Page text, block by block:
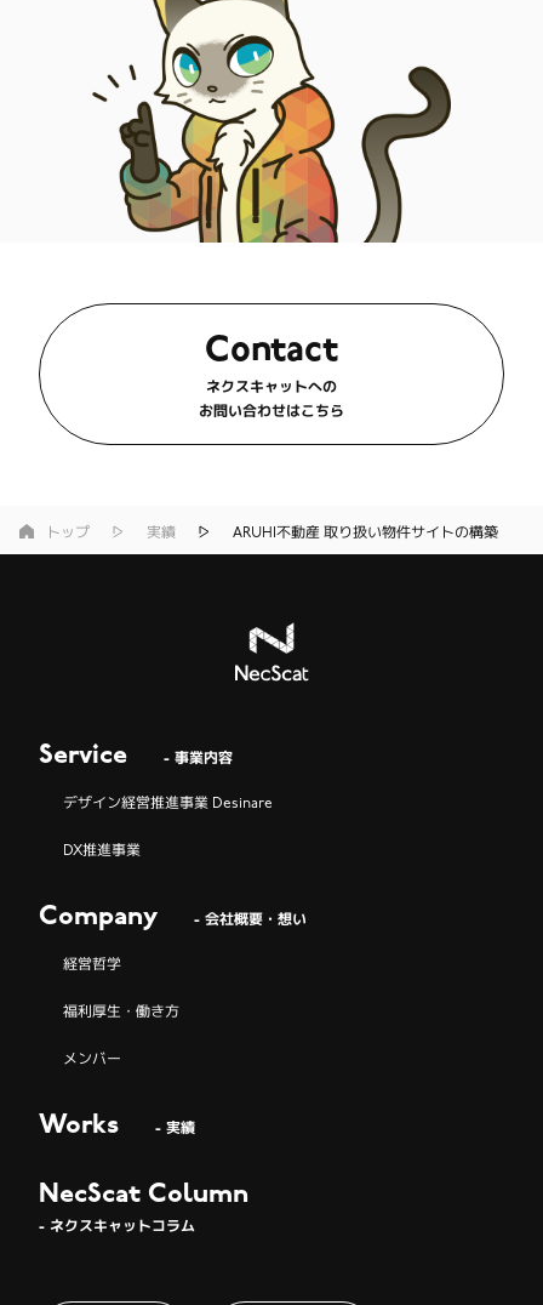
Contact
ネクスキャットへの
お問い合わせはこちら
トップ 実績 ARUHI不動産 取り扱い物件サイトの構築
Service - 事業内容
デザイン経営推進事業 Desinare
DX推進事業
Company - 会社概要・想い
経営哲学
福利厚生・働き方
メンバー
Works - 実績
NecScat Column
- ネクスキャットコラム